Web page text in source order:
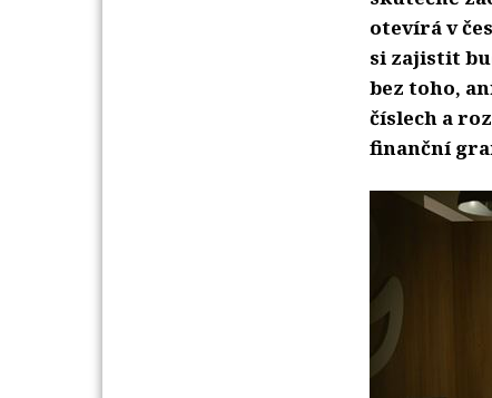
otevírá v
si zajistit
bez toho,
číslech a
finanční